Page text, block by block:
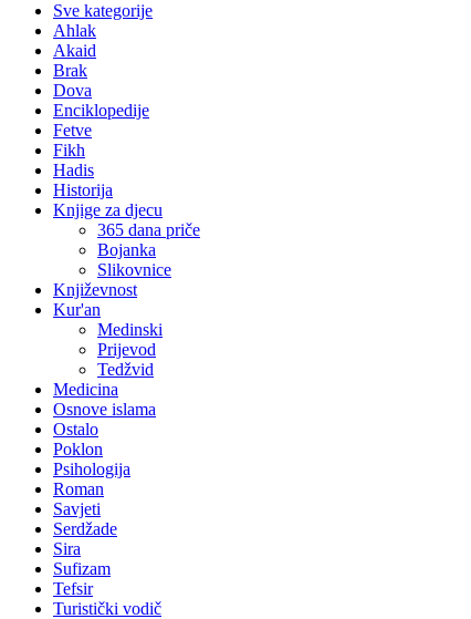
Sve kategorije
Ahlak
Akaid
Brak
Dova
Enciklopedije
Fetve
Fikh
Hadis
Historija
Knjige za djecu
365 dana priče
Bojanka
Slikovnice
Književnost
Kur'an
Medinski
Prijevod
Tedžvid
Medicina
Osnove islama
Ostalo
Poklon
Psihologija
Roman
Savjeti
Serdžade
Sira
Sufizam
Tefsir
Turistički vodič